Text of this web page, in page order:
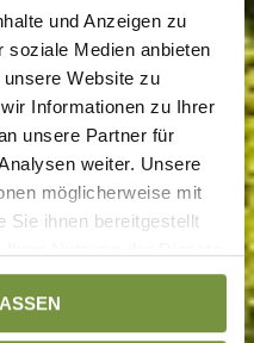
und Anzeigen zu
soziale Medien anbieten
Website zu
Informationen zu Ihrer
unsere Partner für
weiter. Unsere
möglicherweise mit
Sie ihnen bereitgestellt
finden Sie auf